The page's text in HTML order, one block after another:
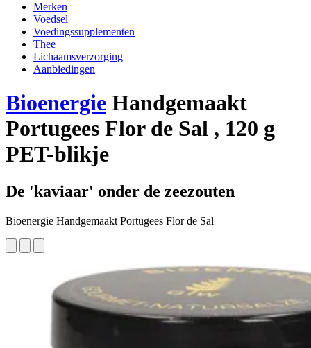
Merken
Voedsel
Voedingssupplementen
Thee
Lichaamsverzorging
Aanbiedingen
Bioenergie Handgemaakt
Portugees Flor de Sal , 120 g
PET-blikje
De 'kaviaar' onder de zeezouten
Bioenergie Handgemaakt Portugees Flor de Sal